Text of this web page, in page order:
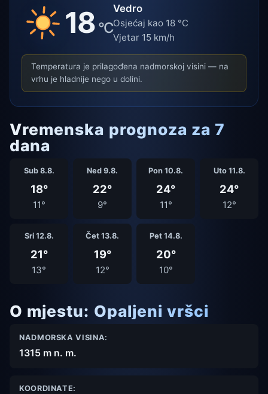
18 °C
Vedro
Osjećaj kao 18 °C
Vjetar 15 km/h
Temperatura je prilagođena nadmorskoj visini — na
vrhu je hladnije nego u dolini.
Vremenska prognoza za 7
dana
Sub 8.8.
18°
11°
Ned 9.8.
22°
9°
Pon 10.8.
24°
11°
Uto 11.8.
24°
12°
Sri 12.8.
21°
13°
Čet 13.8.
19°
12°
Pet 14.8.
20°
10°
O mjestu: Opaljeni vršci
NADMORSKA VISINA:
1315 m n. m.
KOORDINATE: